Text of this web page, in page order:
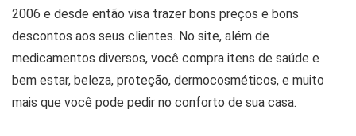
2006 e desde então visa trazer bons preços e bons
descontos aos seus clientes. No site, além de
medicamentos diversos, você compra itens de saúde e
bem estar, beleza, proteção, dermocosméticos, e muito
mais que você pode pedir no conforto de sua casa.